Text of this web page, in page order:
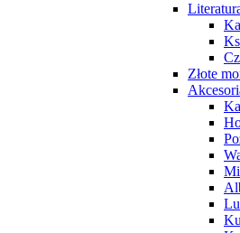
Złote